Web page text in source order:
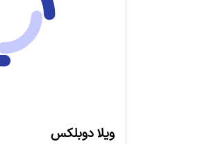
ویلا دوبلکس